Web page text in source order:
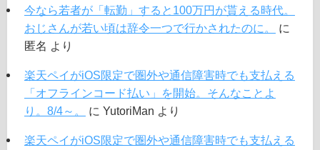
今なら若者が「転勤」すると100万円が貰える時代。
おじさんが若い頃は辞令一つで行かされたのに。
に
匿名 より
楽天ペイがiOS限定で圏外や通信障害時でも支払える
「オフラインコード払い」を開始。そんなことよ
り。8/4～。
に YutoriMan より
楽天ペイがiOS限定で圏外や通信障害時でも支払える